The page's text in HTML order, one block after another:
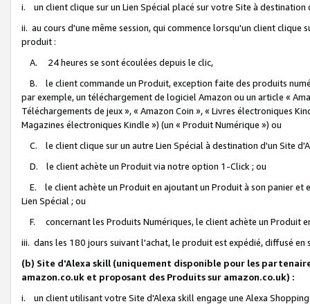
i. un client clique sur un Lien Spécial placé sur votre Site à destination
ii. au cours d'une même session, qui commence lorsqu'un client
produit :
A. 24 heures se sont écoulées depuis le clic,
B. le client commande un Produit, exception faite des produits
par exemple, un téléchargement de logiciel Amazon ou un article «
Téléchargements de jeux », « Amazon Coin », « Livres électroniques
Magazines électroniques Kindle ») (un « Produit Numérique ») ou
C. le client clique sur un autre Lien Spécial à destination d'un Site
D. le client achète un Produit via notre option 1-Click ; ou
E. le client achète un Produit en ajoutant un Produit à son panier et
Lien Spécial ; ou
F. concernant les Produits Numériques, le client achète un Produit
iii. dans les 180 jours suivant l'achat, le produit est expédié, diffusé
(b) Site d'Alexa skill (uniquement disponible pour les
amazon.co.uk et proposant des Produits sur amazon.co.uk) :
i. un client utilisant votre Site d'Alexa skill engage une Alexa